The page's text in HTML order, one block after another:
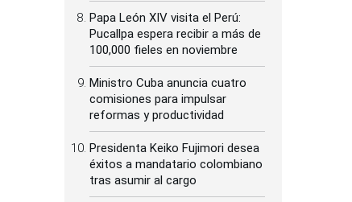
Papa León XIV visita el Perú:
Pucallpa espera recibir a más de
100,000 fieles en noviembre
Ministro Cuba anuncia cuatro
comisiones para impulsar
reformas y productividad
Presidenta Keiko Fujimori desea
éxitos a mandatario colombiano
tras asumir al cargo